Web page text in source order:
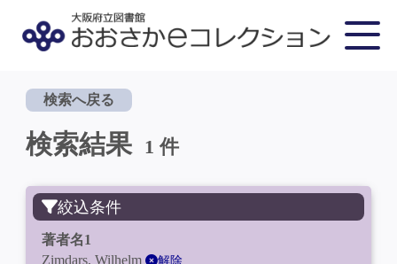
検索へ戻る
検索結果 1 件
絞込条件
著者名1
Zimdars, Wilhelm
解除